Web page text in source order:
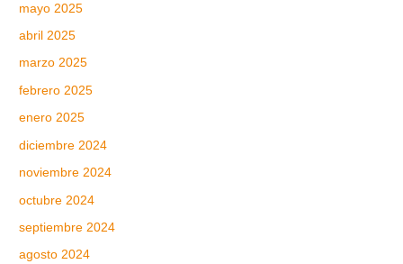
mayo 2025
abril 2025
marzo 2025
febrero 2025
enero 2025
diciembre 2024
noviembre 2024
octubre 2024
septiembre 2024
agosto 2024